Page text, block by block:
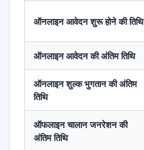
ऑनलाइन आवेदन शुरू होने की तिथि
ऑनलाइन आवेदन की अंतिम तिथि
ऑनलाइन शुल्क भुगतान की अंतिम
तिथि
ऑफलाइन चालान जनरेशन की
अंतिम तिथि